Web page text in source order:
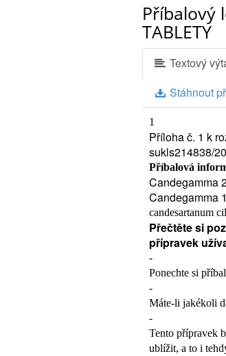
Příbalový
TABLETY
Textový
Stáhnout
1
Příloha č. 1 k
sukls214838/
Příbalová
Candegamma
Candegamma
candesartanum
Přečtěte si
přípravek
-
Ponechte si
-
Máte-li jakékoli
-
Tento přípravek
ublížit, a to i